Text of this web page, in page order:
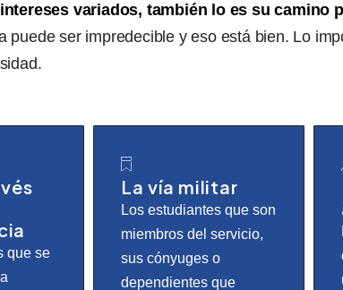
variados, también lo es su camino
puede ser impredecible y eso está bien. Lo
que se
La vía militar
Los estudiantes que son
miembros del servicio,
sus cónyuges o
dependientes que